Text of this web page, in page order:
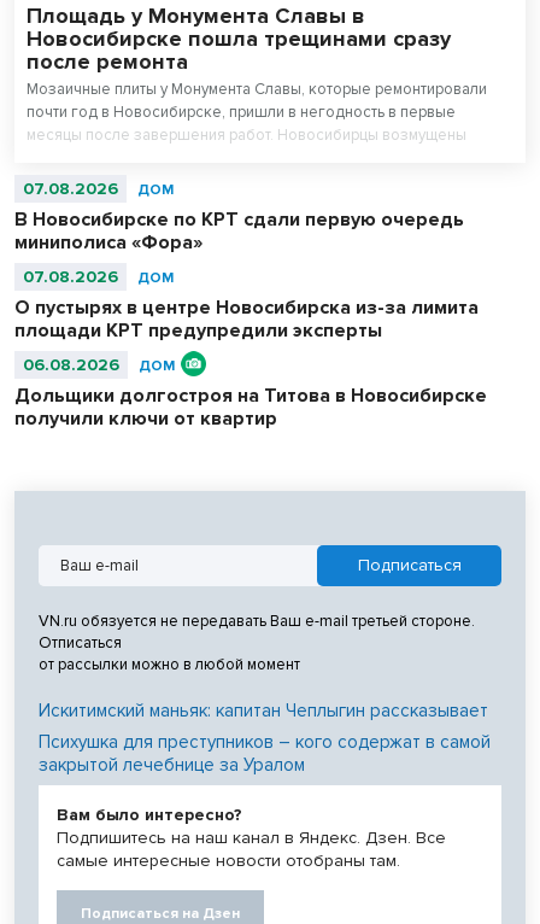
Площадь у Монумента Славы в
Новосибирске пошла трещинами сразу
после ремонта
Мозаичные плиты у Монумента Славы, которые ремонтировали
почти год в Новосибирске, пришли в негодность в первые
месяцы после завершения работ. Новосибирцы возмущены
07.08.2026 ДОМ
В Новосибирске по КРТ сдали первую очередь
миниполиса «Фора»
07.08.2026 ДОМ
О пустырях в центре Новосибирска из-за лимита
площади КРТ предупредили эксперты
06.08.2026 ДОМ
Дольщики долгостроя на Титова в Новосибирске
получили ключи от квартир
VN.ru обязуется не передавать Ваш e-mail третьей стороне.
Отписаться
от рассылки можно в любой момент
Искитимский маньяк: капитан Чеплыгин рассказывает
Психушка для преступников – кого содержат в самой
закрытой лечебнице за Уралом
Вам было интересно?
Подпишитесь на наш канал в Яндекс. Дзен. Все
самые интересные новости отобраны там.
Подписаться на Дзен